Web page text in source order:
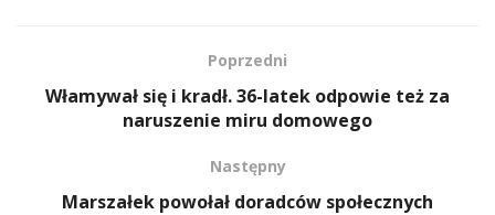
Poprzedni
Włamywał się i kradł. 36-latek odpowie też za
naruszenie miru domowego
Następny
Marszałek powołał doradców społecznych